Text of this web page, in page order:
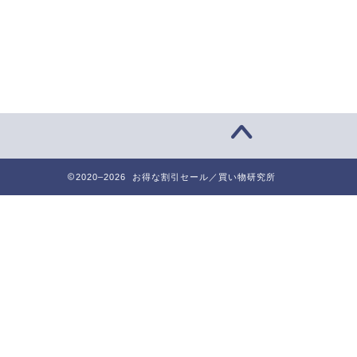
2020–2026 お得な割引セール／買い物研究所